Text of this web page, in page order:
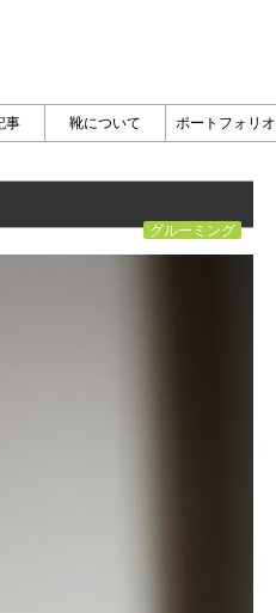
事 靴について ポートフォリオ
グルーミング